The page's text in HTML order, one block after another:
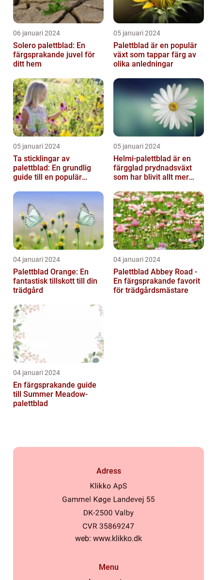
06 januari 2024
Solero palettblad: En
färgsprakande juvel för
ditt hem
05 januari 2024
Palettblad är en populär
växt som tappar färg av
olika anledningar
05 januari 2024
Ta sticklingar av
palettblad: En grundlig
guide till en populär
05 januari 2024
Helmi-palettblad är en
färgglad prydnadsväxt
som har blivit allt mer
trädgårdsentusias...
04 januari 2024
Palettblad Orange: En
fantastisk tillskott till din
trädgård
04 januari 2024
Palettblad Abbey Road -
En färgsprakande favorit
för trädgårdsmästare
04 januari 2024
En färgsprakande guide
till Summer Meadow-
palettblad
Adress
web: www.klikko.dk
Menu